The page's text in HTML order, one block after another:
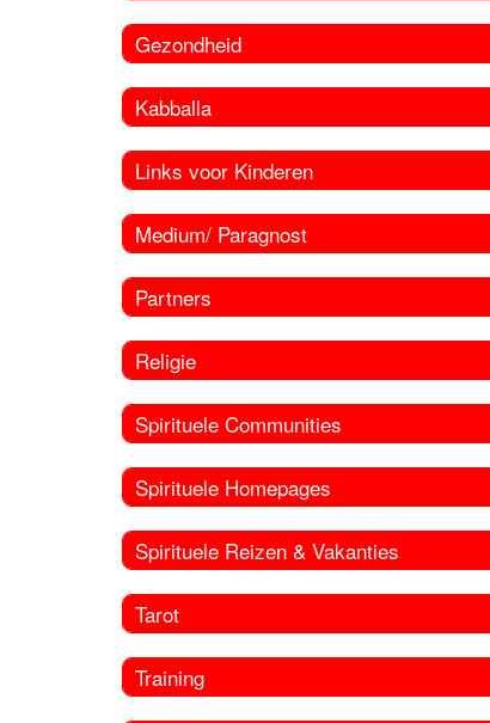
Gezondheid
Kabballa
Links voor Kinderen
Medium/ Paragnost
Partners
Religie
Spirituele Communities
Spirituele Homepages
Spirituele Reizen & Vakanties
Tarot
Training